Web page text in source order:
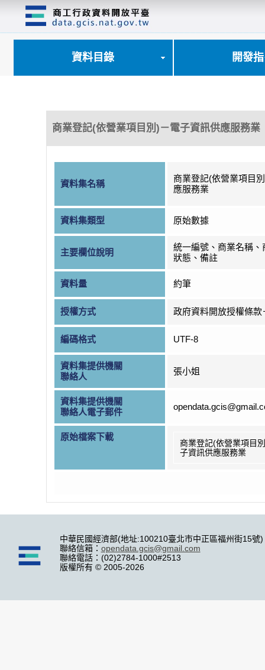
資料目錄 開發
商業登記(依營業項目別)－電子資訊供應服務業
資料集名稱
商業登記(依營業項目
應服務業
資料集類型 原始數據
主要欄位說明
統一編號、商業名稱、
狀態、備註
資料量 約筆
授權方式 政府資料開放授權條款
編碼格式 UTF-8
資料集提供機關
聯絡人
張小姐
資料集提供機關
聯絡人電子郵件
原始檔案下載
商業登記(依營業項目
子資訊供應服務業
中華民國經濟部(地址:100210臺北市中正區福州街15號)
聯絡信箱： opendata.gcis@gmail.com
聯絡電話：(02)2784-1000#2513
版權所有 © 2005-2026